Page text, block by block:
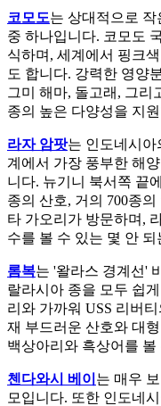
코모도는 상대적으로
중 하나입니다. 코모도
식하며, 세계에서 핑크
도 합니다. 강력한 영양
그미 해마, 돌고래, 그리
종의 높은 다양성을 지
라자 암팟는 인도네시아
계에서 가장 풍부한 해
니다. 뉴기니 북서쪽 끝
종의 산호, 거의 700종
타 가오리가 방문하며,
수를 볼 수 있는 몇 안
롬복는 '왈라스 경계선'
랄라시아 종을 모두 쉽
리와 가까워 USS 리버
재 부드러운 산호와 대
백상아리와 흑상어를
첸다와시 베이 는 매우
모입니다. 또한 인도네